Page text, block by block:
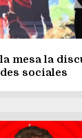
mesa la
sociales